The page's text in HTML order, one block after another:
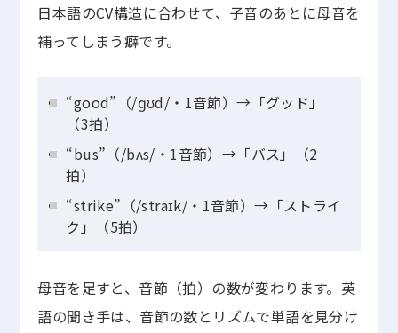
日本語のCV構造に合わせて、子音のあとに母音を
補ってしまう癖です。
“good”（/ɡʊd/・1音節）→「グッド」
（3拍）
“bus”（/bʌs/・1音節）→「バス」（2
拍）
“strike”（/straɪk/・1音節）→「ストライ
ク」（5拍）
母音を足すと、音節（拍）の数が変わります。英
語の聞き手は、音節の数とリズムで単語を見分け